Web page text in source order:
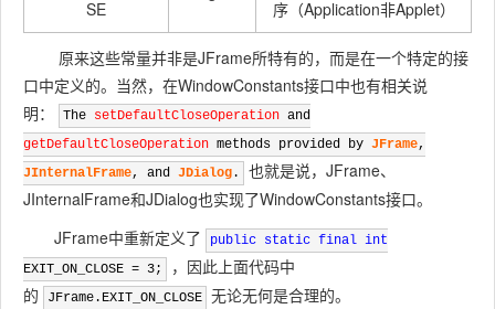
SE
序（Application非Applet）
原来这些常量并非是JFrame所特有的，而是在一个特定的接
口中定义的。当然，在WindowConstants接口中也有相关说
明：
The setDefaultCloseOperation and
getDefaultCloseOperation methods provided by JFrame,
JInternalFrame, and JDialog .
也就是说，JFrame、
JInternalFrame和JDialog也实现了WindowConstants接口。
JFrame中重新定义了
public static final int
EXIT_ON_CLOSE = 3;
，因此上面代码中
的
JFrame.EXIT_ON_CLOSE 无论无何是合理的。